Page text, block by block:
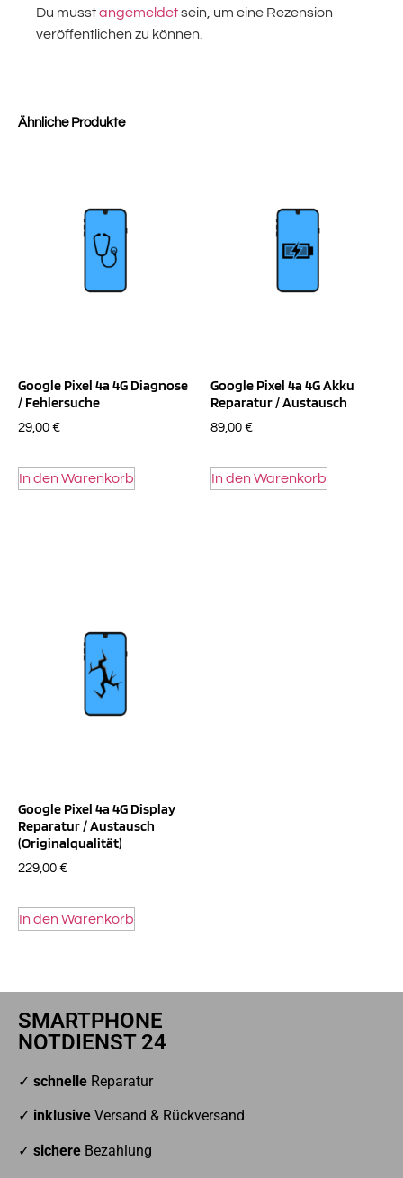
Ähnliche Produkte
Google Pixel 4a 4G Diagnose
/ Fehlersuche
29,00 €
In den Warenkorb
Google Pixel 4a 4G Akku
Reparatur / Austausch
89,00 €
In den Warenkorb
Google Pixel 4a 4G Display
Reparatur / Austausch
(Originalqualität)
229,00 €
In den Warenkorb
Du musstangemeldetsein, um eine Rezension
veröffentlichen zu können.
SMARTPHONE
NOTDIENST 24
✓ schnelle Reparatur
✓ inklusive Versand & Rückversand
✓ sichere Bezahlung